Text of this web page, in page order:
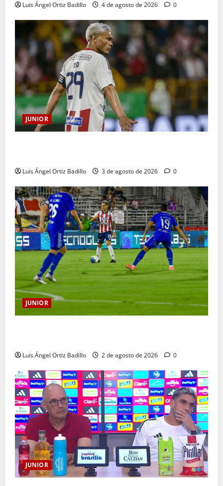
Luis Ángel Ortiz Badillo 4 de agosto de 2026 0
JUNIOR
Luis Ángel Ortiz Badillo 3 de agosto de 2026 0
JUNIOR
Luis Ángel Ortiz Badillo 2 de agosto de 2026 0
JUNIOR